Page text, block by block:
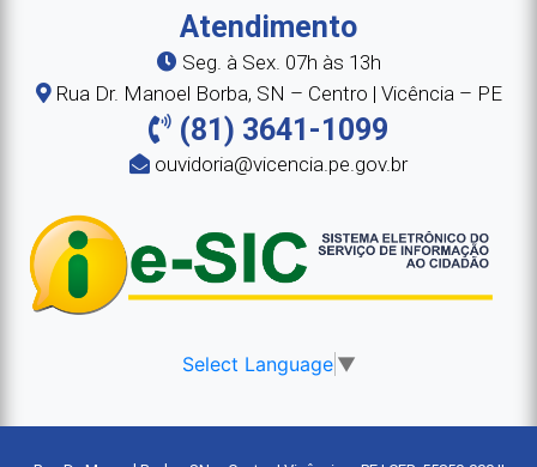
Atendimento
Seg. à Sex. 07h às 13h
Rua Dr. Manoel Borba, SN – Centro | Vicência – PE
(81) 3641-1099
ouvidoria@vicencia.pe.gov.br
Select Language ▼